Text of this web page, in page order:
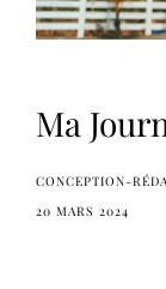
Ma
CONCEPTION-
20 MARS 2024